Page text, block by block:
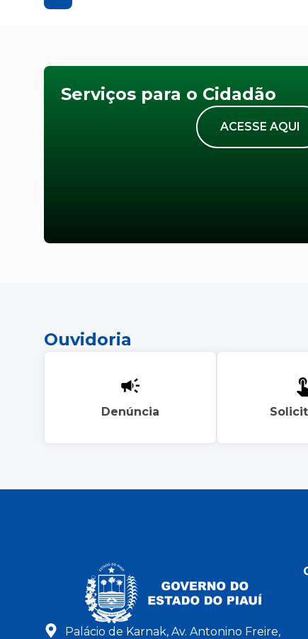
Serviços para o Cidadão
ACESSE AQUI
Ouvidoria
Denúncia
Palácio de Karnak, Av. Antonino Freire,